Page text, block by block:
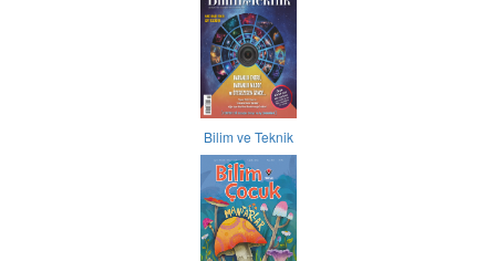
Bilim ve Teknik